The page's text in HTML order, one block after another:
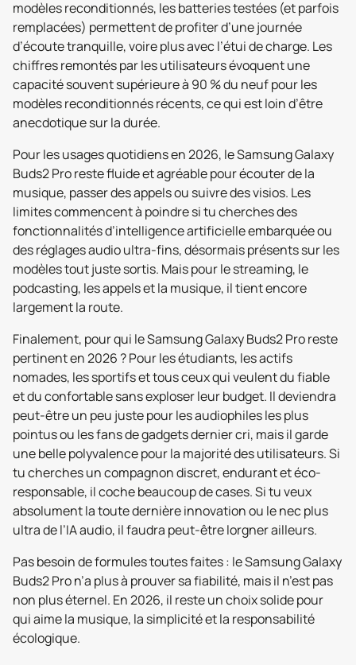
modèles reconditionnés, les batteries testées (et parfois
remplacées) permettent de profiter d’une journée
d’écoute tranquille, voire plus avec l’étui de charge. Les
chiffres remontés par les utilisateurs évoquent une
capacité souvent supérieure à 90 % du neuf pour les
modèles reconditionnés récents, ce qui est loin d’être
anecdotique sur la durée.
Pour les usages quotidiens en 2026, le Samsung Galaxy
Buds2 Pro reste fluide et agréable pour écouter de la
musique, passer des appels ou suivre des visios. Les
limites commencent à poindre si tu cherches des
fonctionnalités d’intelligence artificielle embarquée ou
des réglages audio ultra-fins, désormais présents sur les
modèles tout juste sortis. Mais pour le streaming, le
podcasting, les appels et la musique, il tient encore
largement la route.
Finalement, pour qui le Samsung Galaxy Buds2 Pro reste
pertinent en 2026 ? Pour les étudiants, les actifs
nomades, les sportifs et tous ceux qui veulent du fiable
et du confortable sans exploser leur budget. Il deviendra
peut-être un peu juste pour les audiophiles les plus
pointus ou les fans de gadgets dernier cri, mais il garde
une belle polyvalence pour la majorité des utilisateurs. Si
tu cherches un compagnon discret, endurant et éco-
responsable, il coche beaucoup de cases. Si tu veux
absolument la toute dernière innovation ou le nec plus
ultra de l’IA audio, il faudra peut-être lorgner ailleurs.
Pas besoin de formules toutes faites : le Samsung Galaxy
Buds2 Pro n’a plus à prouver sa fiabilité, mais il n’est pas
non plus éternel. En 2026, il reste un choix solide pour
qui aime la musique, la simplicité et la responsabilité
écologique.